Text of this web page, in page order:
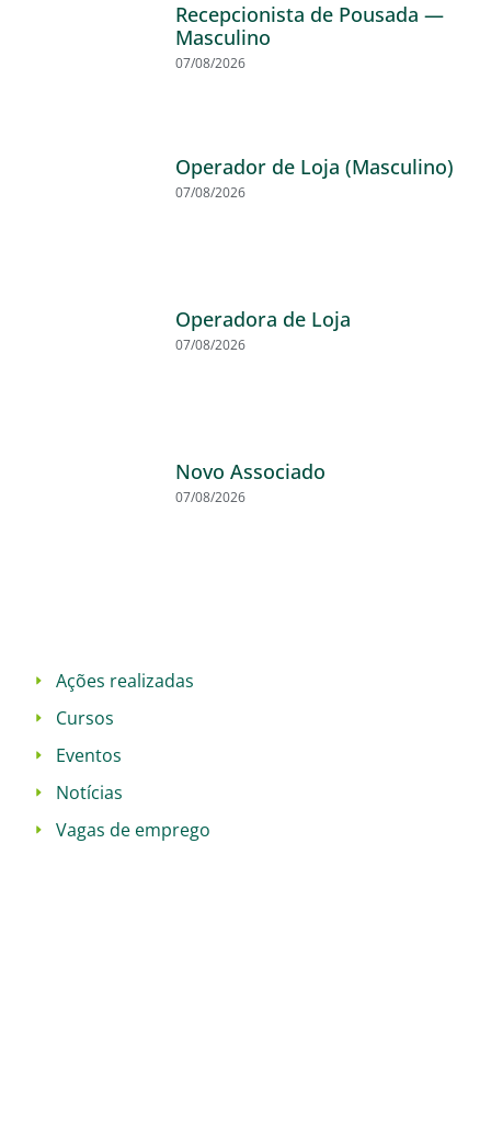
Recepcionista de Pousada —
Masculino
07/08/2026
Operador de Loja (Masculino)
07/08/2026
Operadora de Loja
07/08/2026
Novo Associado
07/08/2026
Ações realizadas
Cursos
Eventos
Notícias
Vagas de emprego